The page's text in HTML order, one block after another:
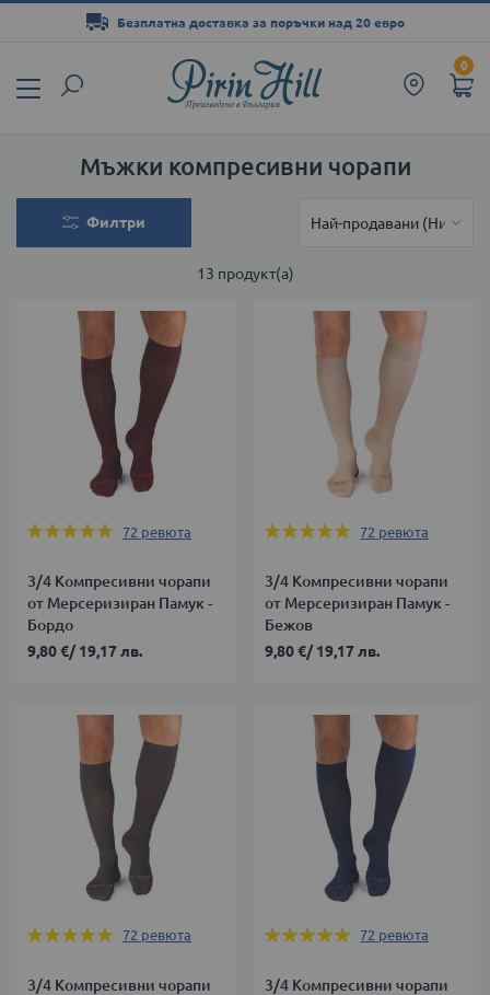
0
Безплатна доставка за поръчки над 20 евро
съдържанието
Мъжки компресивни чорапи
Филтри
13 продукт(а)
Оценка:
72 ревюта
3/4 Компресивни чорапи
от Мерсеризиран Памук -
Бордо
9,80 €/19,17 лв.
Оценка:
72 ревюта
3/4 Компресивни чорапи
от Мерсеризиран Памук -
Бежов
9,80 €/19,17 лв.
Оценка:
72 ревюта
3/4 Компресивни чорапи
Оценка:
72 ревюта
3/4 Компресивни чорапи